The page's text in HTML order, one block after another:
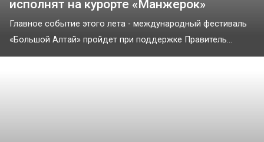
исполнят на курорте «Манжерок»
Главное событие этого лета - международный фестиваль
«Большой Алтай» пройдет при поддержке Правитель...